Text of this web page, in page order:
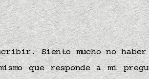
Siento mucho no
que responde a mi